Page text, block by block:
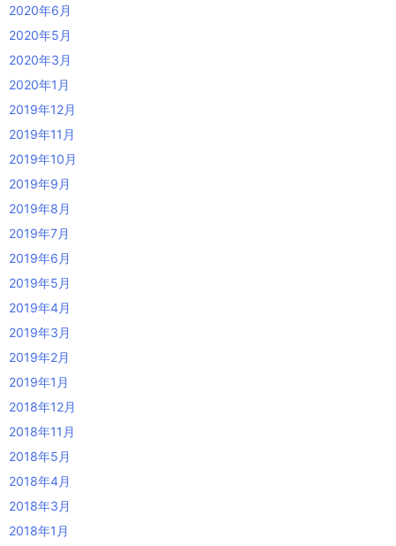
2020年6月
2020年5月
2020年3月
2020年1月
2019年12月
2019年11月
2019年10月
2019年9月
2019年8月
2019年7月
2019年6月
2019年5月
2019年4月
2019年3月
2019年2月
2019年1月
2018年12月
2018年11月
2018年5月
2018年4月
2018年3月
2018年1月